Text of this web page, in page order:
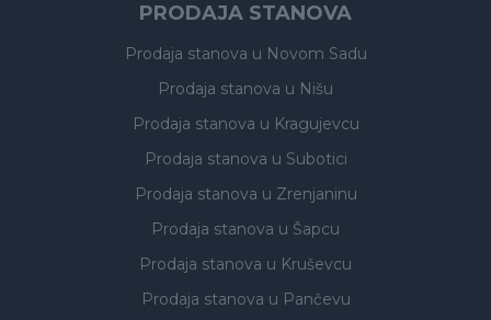
PRODAJA STANOVA
Prodaja stanova u Novom Sadu
Prodaja stanova u Nišu
Prodaja stanova u Kragujevcu
Prodaja stanova u Subotici
Prodaja stanova u Zrenjaninu
Prodaja stanova u Šapcu
Prodaja stanova u Kruševcu
Prodaja stanova u Pančevu